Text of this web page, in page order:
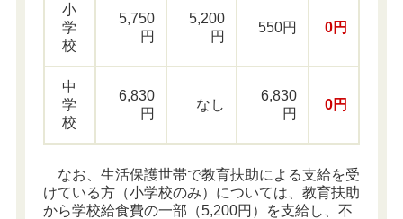
小
学
校
5,750
円
5,200
円
550円 0円
中
学
校
6,830
円
なし
6,830
円
0円
なお、生活保護世帯で教育扶助による支給を受
けている方（小学校のみ）については、教育扶助
から学校給食費の一部（5,200円）を支給し、不